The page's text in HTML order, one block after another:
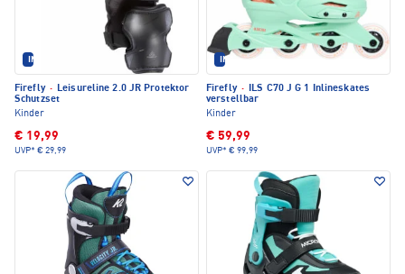
IM SET ERHÄLTLICH
Firefly · Leisureline 2.0 JR Protektor
Schutzset
Kinder
€ 19,99
UVP* € 29,99
IM SET ERHÄLTLICH
Firefly · ILS C70 J G 1 Inlineskates
verstellbar
Kinder
€ 59,99
UVP* € 99,99